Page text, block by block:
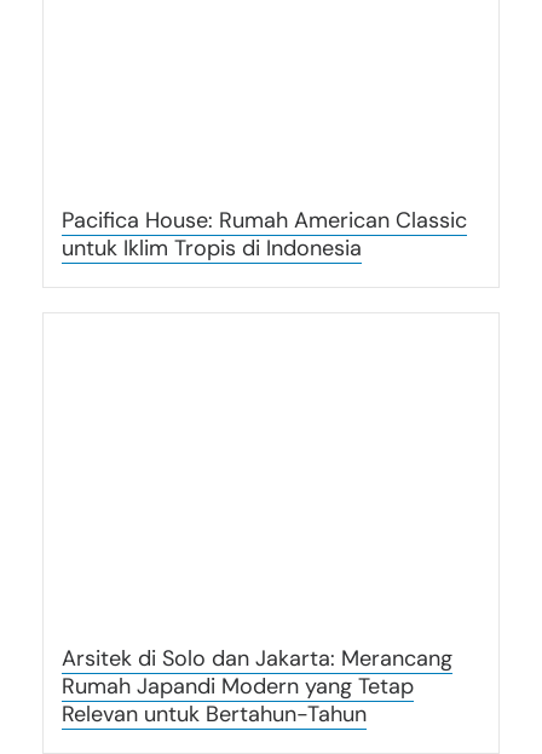
Pacifica House: Rumah American Classic
untuk Iklim Tropis di Indonesia
Arsitek di Solo dan Jakarta: Merancang
Rumah Japandi Modern yang Tetap
Relevan untuk Bertahun-Tahun